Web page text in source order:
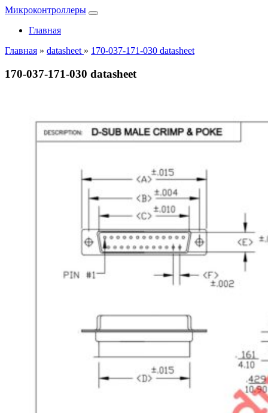
Микроконтроллеры
Главная
Главная » datasheet » 170-037-171-030 datasheet
170-037-171-030 datasheet